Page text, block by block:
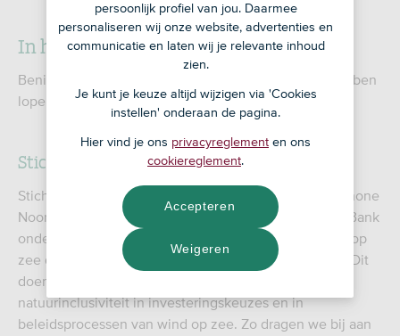
In het kort
Benieuwd welke projecten we met onze partners hebben
lopen? Hieronder vind je de actuele projecten.
Stichting De Noordzee
Stichting De Noordzee werkt aan een gezonde en schone
Noordzee waarin natuur en mens in balans zijn. ASN Bank
ondersteunt hen bij het ontwikkelen van windparken op
zee die bijdragen aan natuurherstel en biodiversiteit. Dit
doen we onder andere door aandacht te vragen voor
natuurinclusiviteit in investeringskeuzes en in
beleidsprocessen van wind op zee. Zo dragen we bij aan
persoonlijk profiel van jou. Daarmee
personaliseren wij onze website, advertenties en
communicatie en laten wij je relevante inhoud
zien.
Je kunt je keuze altijd wijzigen via 'Cookies
instellen' onderaan de pagina.
Hier vind je ons privacyreglement en ons
cookiereglement.
Weigeren
Accepteren